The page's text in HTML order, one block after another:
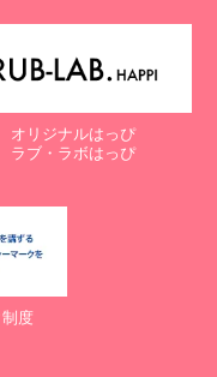
の解決の申出先】
9号 六本木ファースト
場合に起こりうる影響
れるか否かは、お客様の
場合には、適切なサービ
ご了承ください。
オリジナルはっぴ
ラブ・ラボはっぴ
度